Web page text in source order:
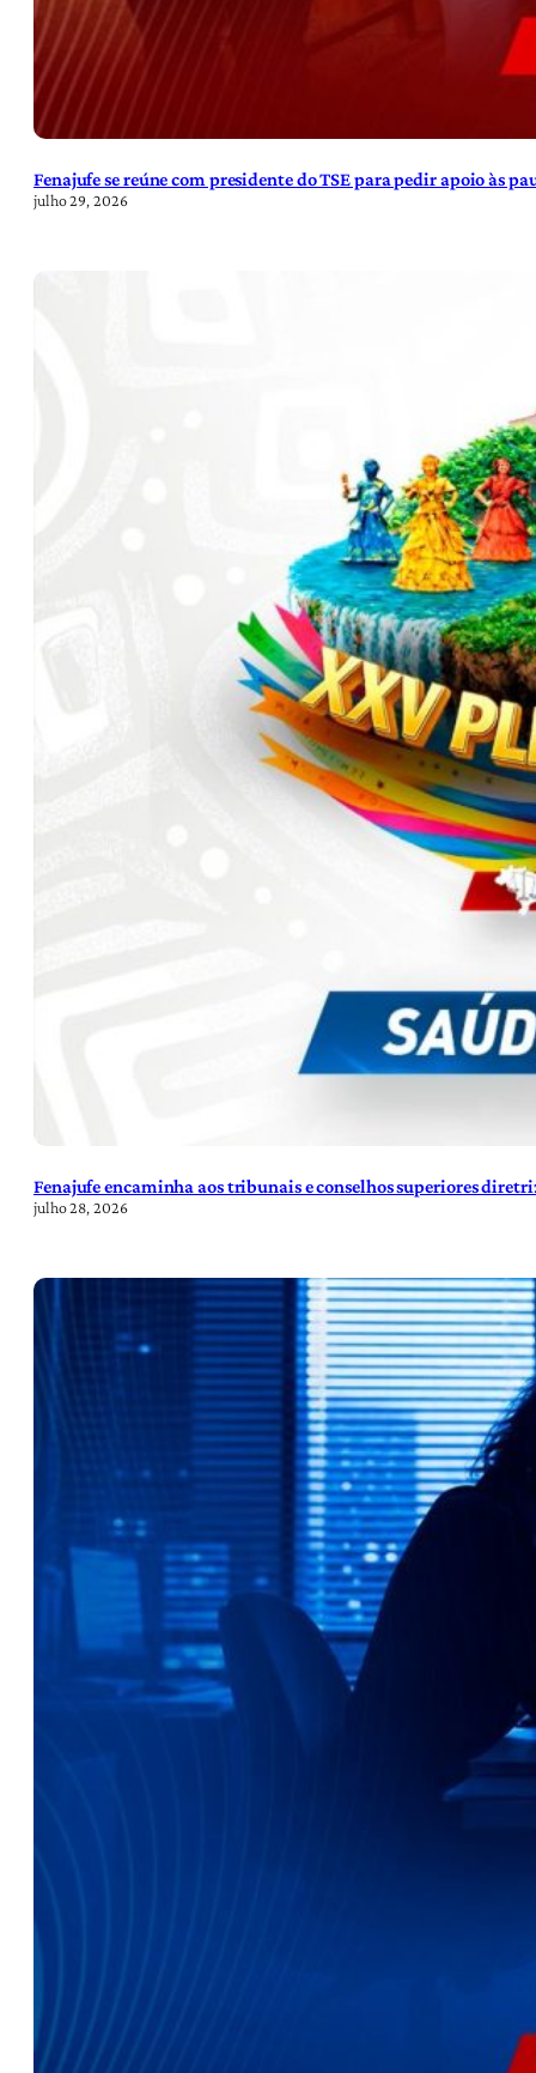
Fenajufe se reúne com presidente do TSE para pedir apoio às
julho 29, 2026
Fenajufe encaminha aos tribunais e conselhos superiores
julho 28, 2026